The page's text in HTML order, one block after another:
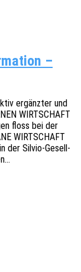
–
ergänzter und
WIRTSCHAFT
floss bei der
WIRTSCHAFT
der Silvio-Gesell-